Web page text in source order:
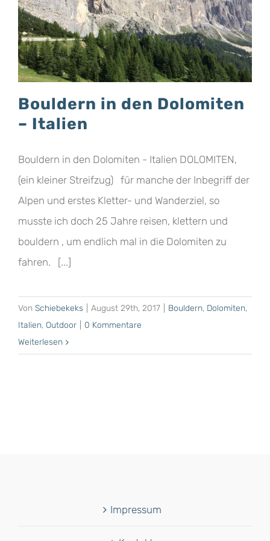
Bouldern in den Dolomiten
– Italien
Bouldern in den Dolomiten - Italien DOLOMITEN,
(ein kleiner Streifzug) für manche der Inbegriff der
Alpen und erstes Kletter- und Wanderziel, so
musste ich doch 25 Jahre reisen, klettern und
bouldern , um endlich mal in die Dolomiten zu
fahren. [...]
Von Schiebekeks August 29th, 2017 Bouldern, Dolomiten,
Italien, Outdoor
0 Kommentare
Weiterlesen
Impressum